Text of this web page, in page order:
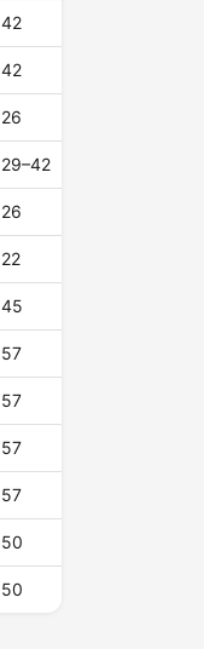
42
42
26
29–42
26
22
45
57
57
57
57
50
50